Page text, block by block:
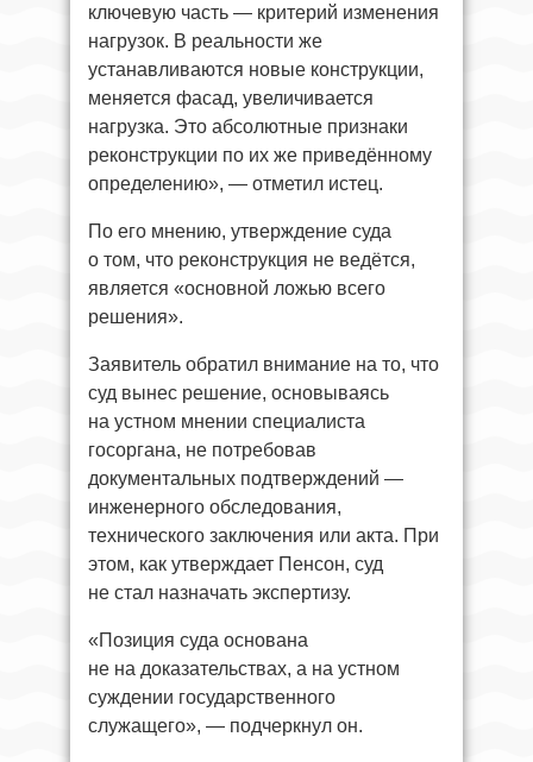
ключевую часть — критерий изменения
нагрузок. В реальности же
устанавливаются новые конструкции,
меняется фасад, увеличивается
нагрузка. Это абсолютные признаки
реконструкции по их же приведённому
определению», — отметил истец.
По его мнению, утверждение суда
о том, что реконструкция не ведётся,
является «основной ложью всего
решения».
Заявитель обратил внимание на то, что
суд вынес решение, основываясь
на устном мнении специалиста
госоргана, не потребовав
документальных подтверждений —
инженерного обследования,
технического заключения или акта. При
этом, как утверждает Пенсон, суд
не стал назначать экспертизу.
«Позиция суда основана
не на доказательствах, а на устном
суждении государственного
служащего», — подчеркнул он.